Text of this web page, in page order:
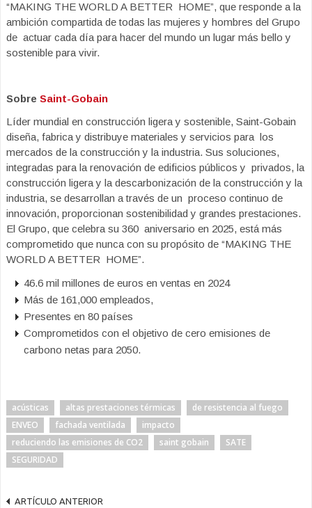
“MAKING THE WORLD A BETTER HOME”, que responde a la
ambición compartida de todas las mujeres y hombres del Grupo
de actuar cada día para hacer del mundo un lugar más bello y
sostenible para vivir.
Sobre Saint-Gobain
Líder mundial en construcción ligera y sostenible, Saint-Gobain
diseña, fabrica y distribuye materiales y servicios para los
mercados de la construcción y la industria. Sus soluciones,
integradas para la renovación de edificios públicos y privados, la
construcción ligera y la descarbonización de la construcción y la
industria, se desarrollan a través de un proceso continuo de
innovación, proporcionan sostenibilidad y grandes prestaciones.
El Grupo, que celebra su 360 aniversario en 2025, está más
comprometido que nunca con su propósito de “MAKING THE
WORLD A BETTER HOME”.
46.6 mil millones de euros en ventas en 2024
Más de 161,000 empleados,
Presentes en 80 países
Comprometidos con el objetivo de cero emisiones de
carbono netas para 2050.
acústicas altas prestaciones térmicas
de resistencia al fuego
ENVEO
fachada ventilada
impacto
reduciendo las emisiones de CO2
saint gobain
SATE
SEGURIDAD
ARTÍCULO ANTERIOR